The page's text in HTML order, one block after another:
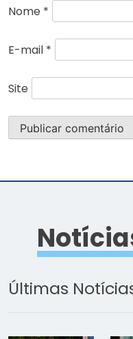
Nome *
E-mail *
Site
Últimas